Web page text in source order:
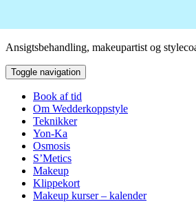
Ansigtsbehandling, makeupartist og
Toggle navigation
Book af tid
Om Wedderkoppstyle
Teknikker
Yon-Ka
Osmosis
S’Metics
Makeup
Klippekort
Makeup kurser – kalender